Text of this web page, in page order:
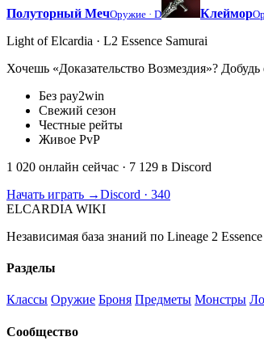
Полуторный МечОружие · D Клеймор
Light of Elcardia · L2 Essence Samurai
Хочешь «Доказательство Возмездия»?
Без pay2win
Свежий сезон
Честные рейты
Живое PvP
1 020 онлайн сейчас · 7 129 в Discord
Начать играть →Discord · 340
ELCARDIA WIKI
Независимая база знаний по Lineage 2
Разделы
Классы Оружие Броня Предметы Монстры
Сообщество